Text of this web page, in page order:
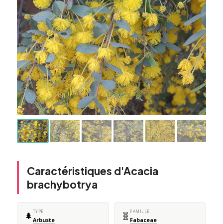
Caractéristiques d'Acacia
brachybotrya
🌲 TYPE
Arbuste 🧬 FAMILLE
Fabaceae